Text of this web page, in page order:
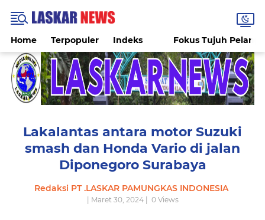
Home Terpopuler Indeks Fokus Tujuh
Lakalantas antara motor Suzuki
smash dan Honda Vario di jalan
Diponegoro Surabaya
Redaksi PT .LASKAR PAMUNGKAS INDONESIA
| Maret 30, 2024 | 0Views